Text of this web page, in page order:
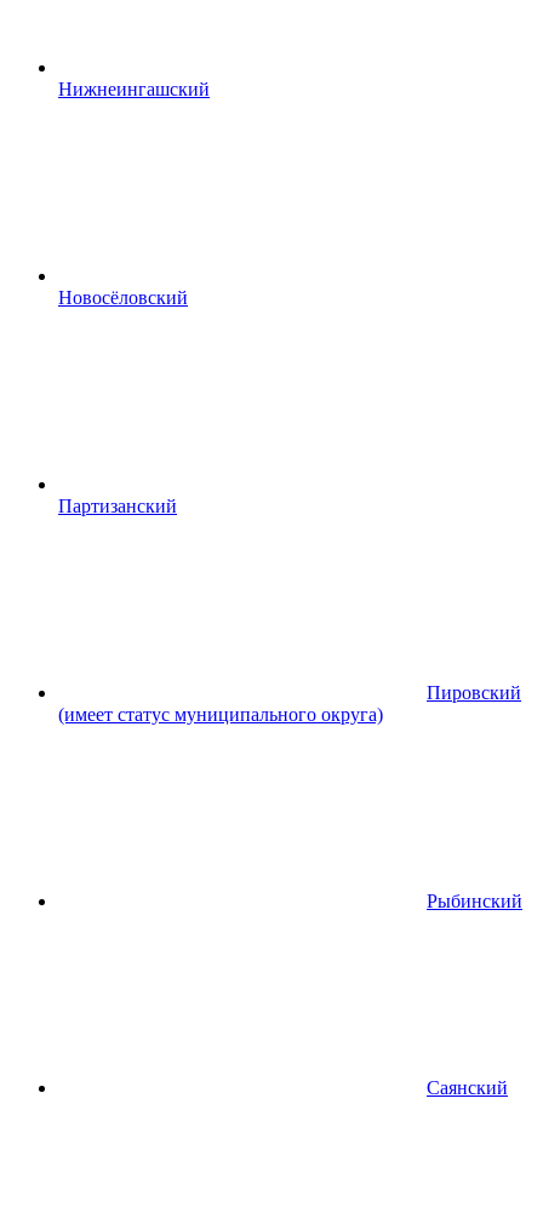
Нижнеингашский
Новосёловский
Партизанский
Пировский
(имеет статус муниципального округа)
Рыбинский
Саянский